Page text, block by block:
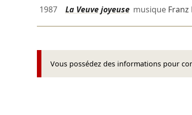
1987
La Veuve joyeusemusique Franz
Vous possédez des informations pour